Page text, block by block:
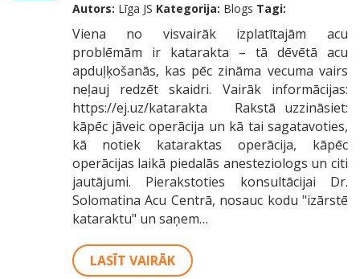
Autors: Līga JS Kategorija: Blogs Tagi:
Viena no visvairāk izplatītajām acu
problēmām ir katarakta – tā dēvētā acu
apduļķošanās, kas pēc zināma vecuma vairs
neļauj redzēt skaidri. Vairāk informācijas:
https://ej.uz/katarakta Rakstā uzzināsiet:
kāpēc jāveic operācija un kā tai sagatavoties,
kā notiek kataraktas operācija, kāpēc
operācijas laikā piedalās anesteziologs un citi
jautājumi. Pierakstoties konsultācijai Dr.
Solomatina Acu Centrā, nosauc kodu "izārstē
kataraktu" un saņem…
LASĪT VAIRĀK